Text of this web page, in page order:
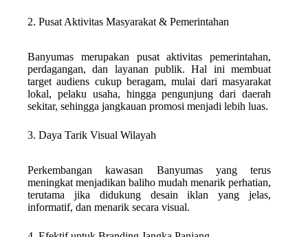
2. Pusat Aktivitas Masyarakat & Pemerintahan
Banyumas merupakan pusat aktivitas pemerintahan,
perdagangan, dan layanan publik. Hal ini membuat
target audiens cukup beragam, mulai dari masyarakat
lokal, pelaku usaha, hingga pengunjung dari daerah
sekitar, sehingga jangkauan promosi menjadi lebih luas.
3. Daya Tarik Visual Wilayah
Perkembangan kawasan Banyumas yang terus
meningkat menjadikan baliho mudah menarik perhatian,
terutama jika didukung desain iklan yang jelas,
informatif, dan menarik secara visual.